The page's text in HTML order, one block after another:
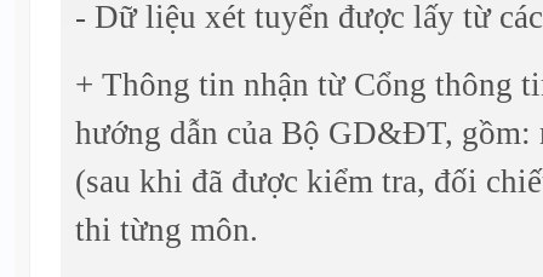
- Dữ liệu xét tuyển được lấy từ
+ Thông tin nhận từ Cổng thông
hướng dẫn của Bộ GD&ĐT, gồm:
(sau khi đã được kiểm tra, đối
thi từng môn.